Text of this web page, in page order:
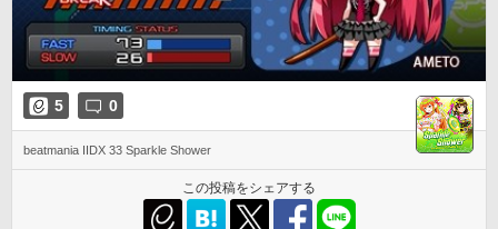
5 0
beatmania IIDX 33 Sparkle Shower
この投稿をシェアする